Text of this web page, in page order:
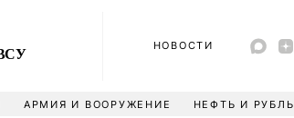
НОВОСТИ
АРМИЯ И ВООРУЖЕНИЕ НЕФТЬ И РУБЛЬ